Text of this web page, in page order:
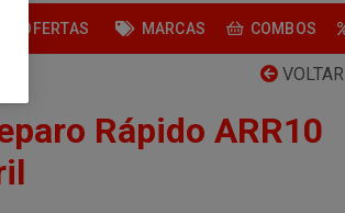
OFERTAS MARCAS COMBOS
VOLTAR
Rápido ARR10